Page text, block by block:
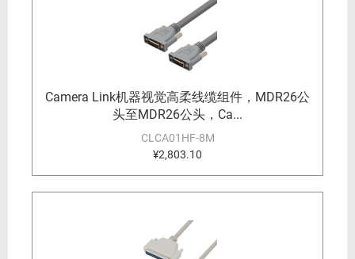
Camera Link机器视觉高柔线缆组件，MDR26公
头至MDR26公头，Ca...
CLCA01HF-8M
¥2,803.10